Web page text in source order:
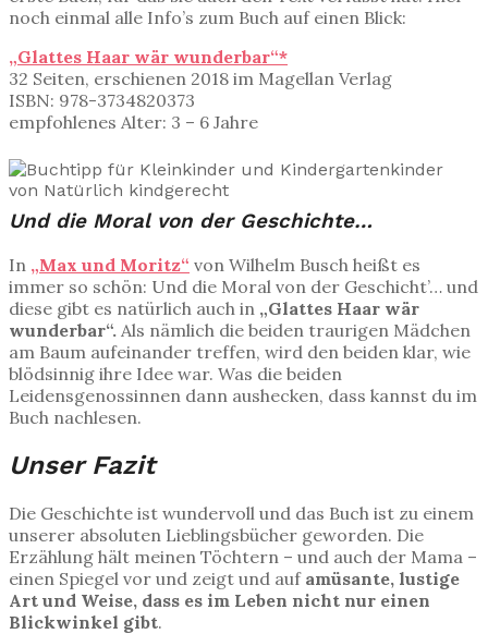
noch einmal alle Info’s zum Buch auf einen Blick:
„Glattes Haar wär wunderbar“*
32 Seiten, erschienen 2018 im Magellan Verlag
ISBN: 978-3734820373
empfohlenes Alter: 3 – 6 Jahre
Und die Moral von der Geschichte…
In „Max und Moritz“ von Wilhelm Busch heißt es
immer so schön: Und die Moral von der Geschicht’… und
diese gibt es natürlich auch in „Glattes Haar wär
wunderbar“. Als nämlich die beiden traurigen Mädchen
am Baum aufeinander treffen, wird den beiden klar, wie
blödsinnig ihre Idee war. Was die beiden
Leidensgenossinnen dann aushecken, dass kannst du im
Buch nachlesen.
Unser Fazit
Die Geschichte ist wundervoll und das Buch ist zu einem
unserer absoluten Lieblingsbücher geworden. Die
Erzählung hält meinen Töchtern – und auch der Mama –
einen Spiegel vor und zeigt und auf amüsante, lustige
Art und Weise, dass es im Leben nicht nur einen
Blickwinkel gibt.